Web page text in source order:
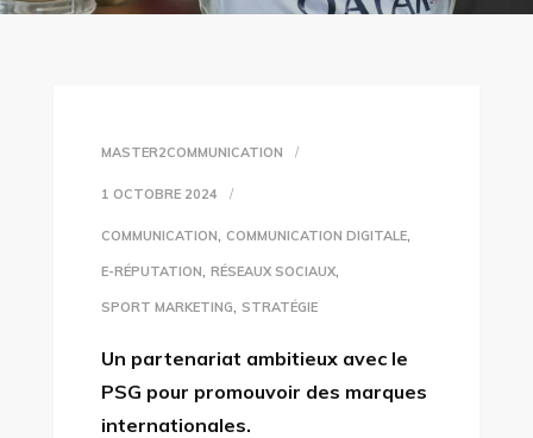
MASTER2COMMUNICATION
1 OCTOBRE 2024
COMMUNICATION COMMUNICATION DIGITALE,
E-RÉPUTATION RÉSEAUX SOCIAUX,
SPORT MARKETING STRATÉGIE
Un partenariat ambitieux avec le
PSG pour promouvoir des marques
internationales.